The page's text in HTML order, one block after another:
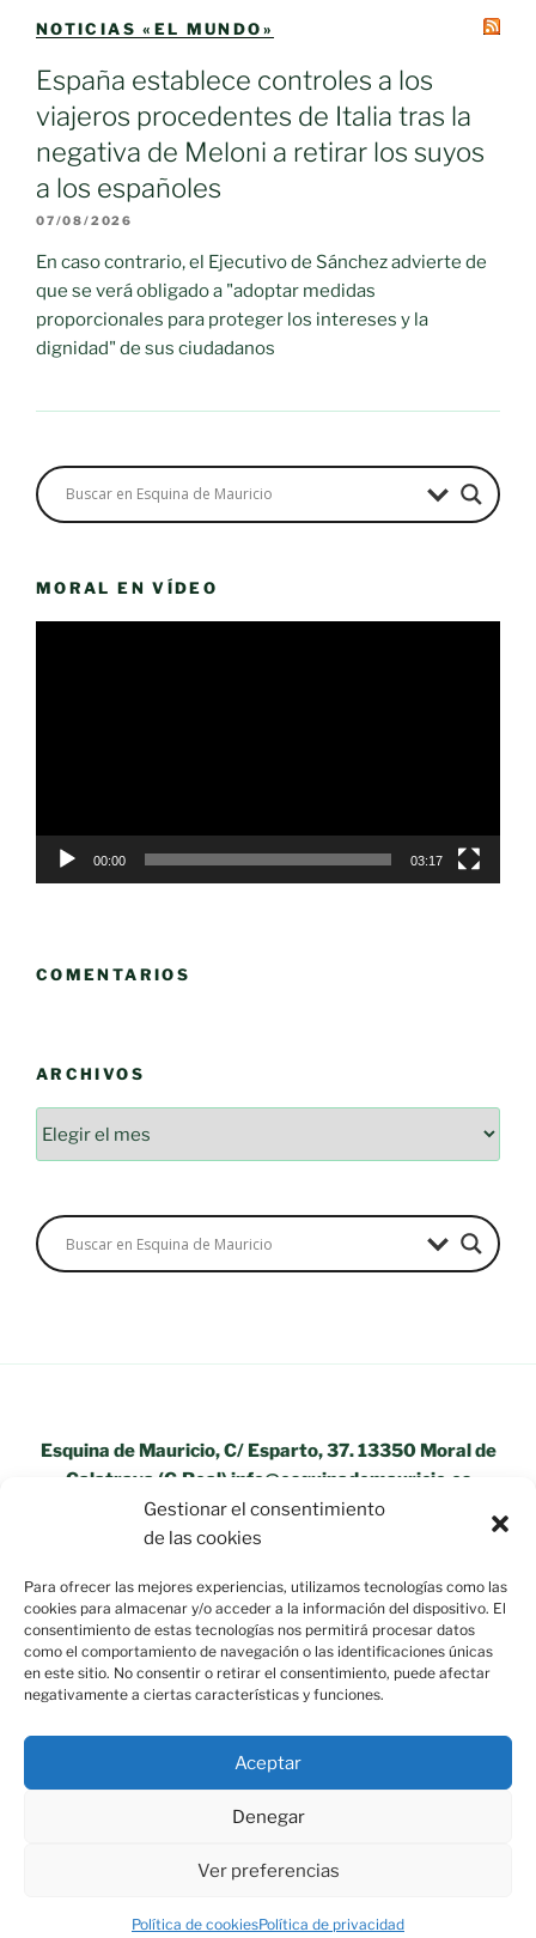
Gestionar el consentimiento
de las cookies
Para ofrecer las mejores experiencias, utilizamos tecnologías como las
cookies para almacenar y/o acceder a la información del dispositivo. El
consentimiento de estas tecnologías nos permitirá procesar datos
como el comportamiento de navegación o las identificaciones únicas
en este sitio. No consentir o retirar el consentimiento, puede afectar
negativamente a ciertas características y funciones.
Aceptar
Denegar
Ver preferencias
Política de cookiesPolítica de privacidad
NOTICIAS «EL MUNDO»
España establece controles a los
viajeros procedentes de Italia tras la
negativa de Meloni a retirar los suyos
a los españoles
07/08/2026
En caso contrario, el Ejecutivo de Sánchez advierte de
que se verá obligado a "adoptar medidas
proporcionales para proteger los intereses y la
dignidad" de sus ciudadanos
MORAL EN VÍDEO
00:00 03:17
COMENTARIOS
ARCHIVOS
Esquina de Mauricio, C/ Esparto, 37. 13350 Moral de
Calatrava (C.Real) info@esquinademauricio.es
«Aviso Legal»